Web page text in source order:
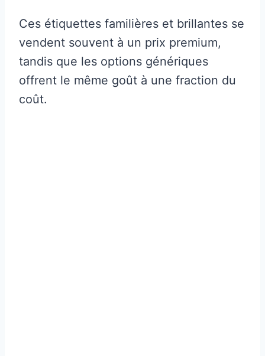
Ces étiquettes familières et brillantes se
vendent souvent à un prix premium,
tandis que les options génériques
offrent le même goût à une fraction du
coût.